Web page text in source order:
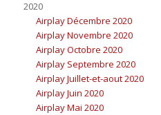
2020
Airplay Décembre 2020
Airplay Novembre 2020
Airplay Octobre 2020
Airplay Septembre 2020
Airplay Juillet-et-aout 2020
Airplay Juin 2020
Airplay Mai 2020